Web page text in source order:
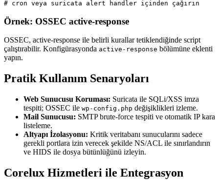
Örnek: OSSEC active-response
OSSEC, active-response ile belirli kurallar tetiklendiğinde script
çalıştırabilir. Konfigürasyonda active-response bölümüne eklenti
yapın.
Pratik Kullanım Senaryoları
Web Sunucusu Koruması: Suricata ile SQLi/XSS imza
tespiti; OSSEC ile wp-config.php değişiklikleri izleme.
Mail Sunucusu: SMTP brute-force tespiti ve otomatik IP kara
listeleme.
Altyapı İzolasyonu: Kritik veritabanı sunucularını sadece
gerekli portlara izin verecek şekilde NS/ACL ile sınırlandırın
ve HIDS ile dosya bütünlüğünü izleyin.
Corelux Hizmetleri ile Entegrasyon